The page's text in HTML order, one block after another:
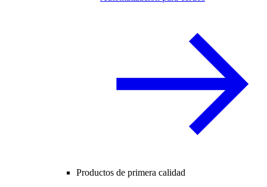
Productos de primera calidad